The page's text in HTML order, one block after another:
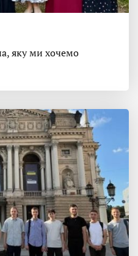
яку ми хочемо